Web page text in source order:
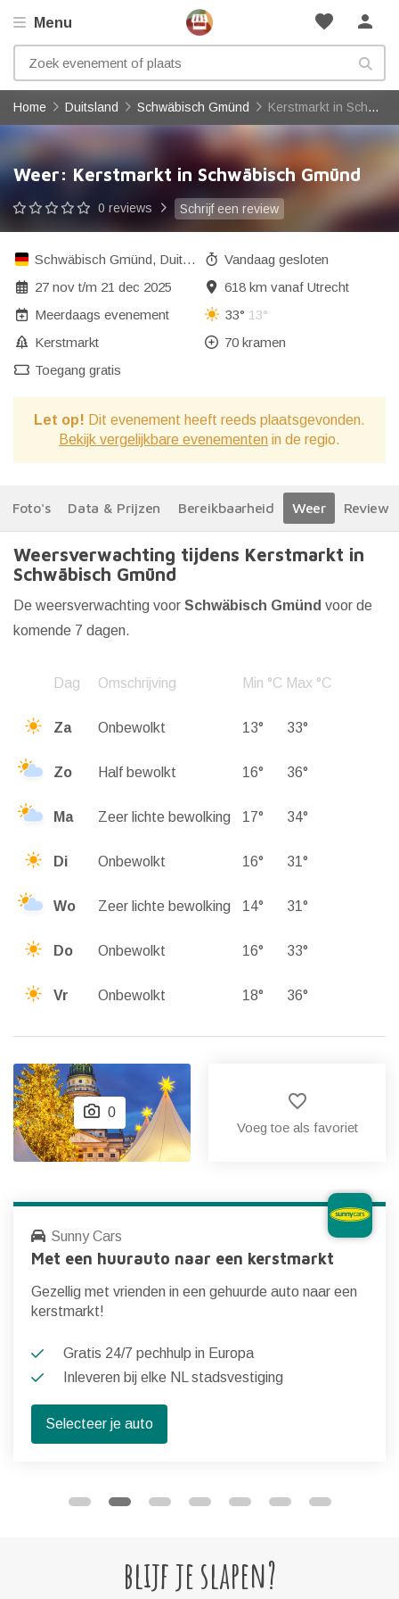
favorite person
Menu
Home Duitsland Schwäbisch Gmünd Kerstmarkt in Schwäbisch Gmünd
Weer: Kerstmarkt in Schwäbisch Gmünd
0 reviews Schrijf een review
Schwäbisch Gmünd, Duitsland
27 novt/m 21 dec 2025
Meerdaags evenement
Kerstmarkt
Toegang gratis
Vandaag gesloten
618 km vanaf Utrecht
33° 13°
70 kramen
Let op! Dit evenement heeft reeds plaatsgevonden.
Bekijk vergelijkbare evenementen in de regio.
Foto's Data & Prijzen Bereikbaarheid Weer Reviews
Weersverwachting tijdens Kerstmarkt in
Schwäbisch Gmünd
De weersverwachting voor Schwäbisch Gmünd voor de
komende 7 dagen.
Dag Omschrijving Min °C Max °C
Za Onbewolkt 13° 33°
Zo Half bewolkt 16° 36°
Ma Zeer lichte bewolking 17° 34°
Di Onbewolkt 16° 31°
Wo Zeer lichte bewolking 14° 31°
Do Onbewolkt 16° 33°
Vr Onbewolkt 18° 36°
0
favorite_border
Voeg toe als favoriet
Sunny Cars
Met een huurauto naar een kerstmarkt
Gezellig met vrienden in een gehuurde auto naar een
kerstmarkt!
Gratis 24/7 pechhulp in Europa
Inleveren bij elke NL stadsvestiging
Selecteer je auto
blijf je slapen?